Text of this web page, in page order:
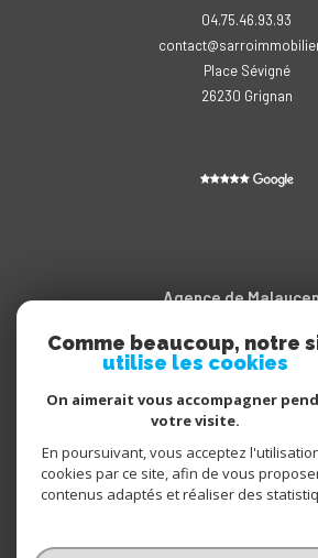
04.75.46.93.93
Place Sévigné
26230
grignan
Agence de
04.90.65.20.11
Cours des Isnards
84340
Comme beaucoup, notre
utilise les cookies
On aimerait vous accompagner
votre visite.
En poursuivant, vous acceptez
cookies par ce site, afin de vous
contenus adaptés et réaliser des